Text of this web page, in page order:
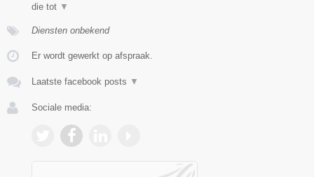
die tot ▼
Diensten onbekend
Er wordt gewerkt op afspraak.
Laatste facebook posts ▼
Sociale media: